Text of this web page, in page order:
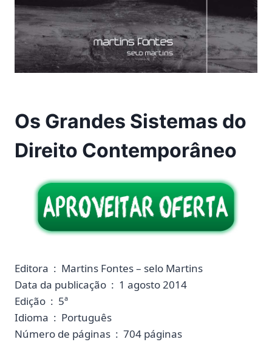
Os Grandes Sistemas do
Direito Contemporâneo
Editora ‏ : ‎ Martins Fontes – selo Martins
Data da publicação ‏ : ‎ 1 agosto 2014
Edição ‏ : ‎ 5ª
Idioma ‏ : ‎ Português
Número de páginas ‏ : ‎ 704 páginas